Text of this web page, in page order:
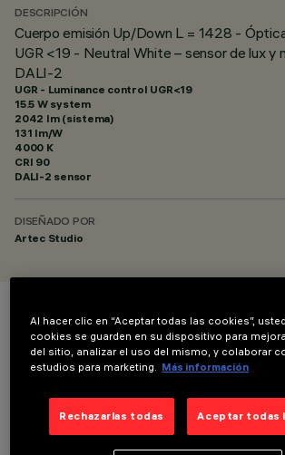
DESCRIPCIÓN
Cuerpo emisión Up/Down L = 1428 -
UGR <19 - Neutral White – sensor de lux y
DALI-2
UGR - Luminance control UGR<19
15.5 W system
2042 lm (sistema)
131 lm/W
4000 K
CRI 90
DALI-2 sensor
DISEÑADO POR
Artec Studio
COLOR
Al hacer clic en “Aceptar todas las cookies”,
cookies se guarden en su dispositivo para
del sitio, analizar el uso del mismo, y colaborar
estudios para marketing. Más información
Rechazarlas todas Aceptar todas